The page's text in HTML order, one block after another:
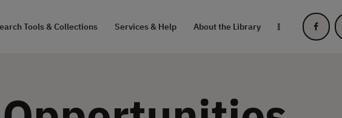
Tools & Collections Services & Help About the Library
RESEARCH TOOLS